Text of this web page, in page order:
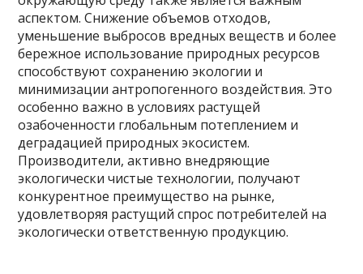
аспектом. Снижение объемов отходов,
уменьшение выбросов вредных веществ и более
бережное использование природных ресурсов
способствуют сохранению экологии и
минимизации антропогенного воздействия. Это
особенно важно в условиях растущей
озабоченности глобальным потеплением и
деградацией природных экосистем.
Производители, активно внедряющие
экологически чистые технологии, получают
конкурентное преимущество на рынке,
удовлетворяя растущий спрос потребителей на
экологически ответственную продукцию.